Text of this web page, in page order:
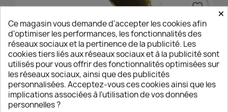
favorite_border ×
Ce magasin vous demande d'accepter les cookies afin
d'optimiser les performances, les fonctionnalités des
réseaux sociaux et la pertinence de la publicité. Les
cookies tiers liés aux réseaux sociaux et à la publicité sont
utilisés pour vous offrir des fonctionnalités optimisées sur
les réseaux sociaux, ainsi que des publicités
personnalisées. Acceptez-vous ces cookies ainsi que les
implications associées à l'utilisation de vos données
personnelles ?